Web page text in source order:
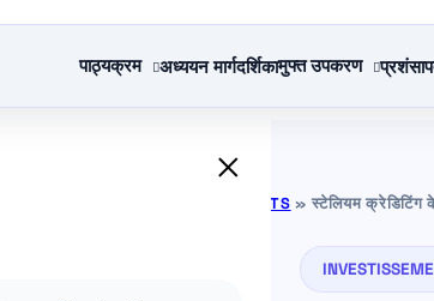
पाठ्यक्रम अध्ययन मार्गदर्शिकामुफ्त उपकरण
×
INVESTISSEMENTS » स्टेलियम क्रेडिटिंग